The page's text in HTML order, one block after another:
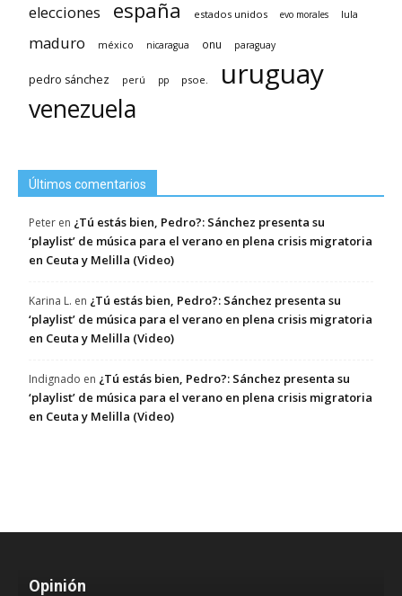
elecciones españa estados unidos evo morales lula
maduro méxico nicaragua onu paraguay
pedro sánchez perú pp psoe. uruguay
venezuela
Últimos comentarios
Peter en ¿Tú estás bien, Pedro?: Sánchez presenta su
‘playlist’ de música para el verano en plena crisis migratoria
en Ceuta y Melilla (Video)
Karina L. en ¿Tú estás bien, Pedro?: Sánchez presenta su
‘playlist’ de música para el verano en plena crisis migratoria
en Ceuta y Melilla (Video)
Indignado en ¿Tú estás bien, Pedro?: Sánchez presenta su
‘playlist’ de música para el verano en plena crisis migratoria
en Ceuta y Melilla (Video)
Opinión